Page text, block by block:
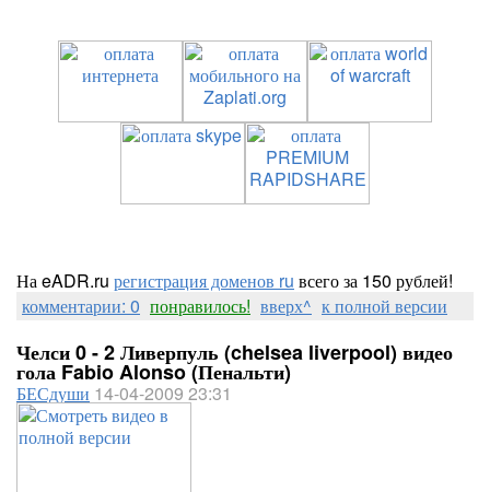
На eADR.ru регистрация доменов ru всего за 150 рублей!
комментарии: 0 понравилось! вверх^ к полной версии
Челси 0 - 2 Ливерпуль (chelsea liverpool) видео
гола Fabio Alonso (Пенальти)
БЕСдуши 14-04-2009 23:31